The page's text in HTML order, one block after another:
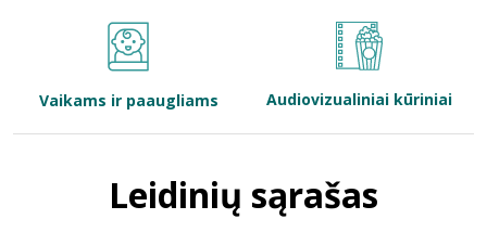
Bibliotekoms
Vaikams ir paaugliams Audiovizualiniai kūriniai
Leidinių sąrašas